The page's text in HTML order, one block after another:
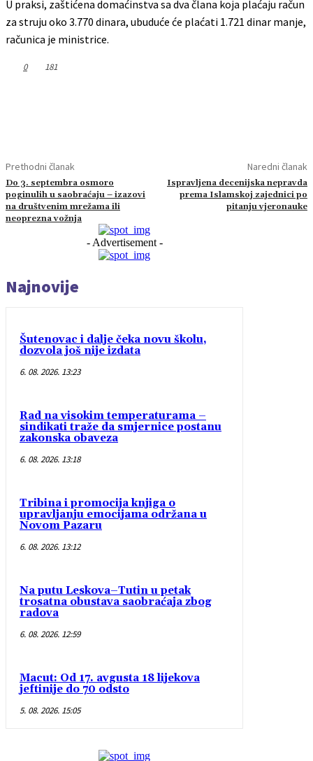
U praksi, zaštićena domaćinstva sa dva člana koja plaćaju račun
za struju oko 3.770 dinara, ubuduće će plaćati 1.721 dinar manje,
računica je ministrice.
0 181
Prethodni članak
Do 3. septembra osmoro
poginulih u saobraćaju – izazovi
na društvenim mrežama ili
neoprezna vožnja
Naredni članak
Ispravljena decenijska nepravda
prema Islamskoj zajednici po
pitanju vjeronauke
- Advertisement -
Najnovije
Šutenovac i dalje čeka novu školu,
dozvola još nije izdata
6. 08. 2026. 13:23
Rad na visokim temperaturama –
sindikati traže da smjernice postanu
zakonska obaveza
6. 08. 2026. 13:18
Tribina i promocija knjiga o
upravljanju emocijama održana u
Novom Pazaru
6. 08. 2026. 13:12
Na putu Leskova–Tutin u petak
trosatna obustava saobraćaja zbog
radova
6. 08. 2026. 12:59
Macut: Od 17. avgusta 18 lijekova
jeftinije do 70 odsto
5. 08. 2026. 15:05